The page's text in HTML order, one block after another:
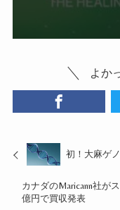
よか
初！大麻ゲ
カナダのMaricann社が
億円で買収発表